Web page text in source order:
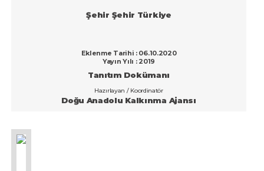
Şehir Şehir Türkiye
Eklenme Tarihi : 06.10.2020
Yayın Yılı : 2019
Tanıtım Dokümanı
Hazırlayan / Koordinatör
Doğu Anadolu Kalkınma Ajansı